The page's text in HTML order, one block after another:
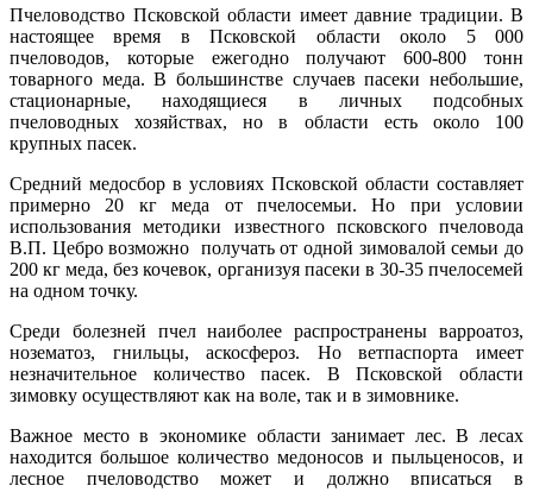
Пчеловодство Псковской области имеет давние традиции. В
настоящее время в Псковской области около 5 000
пчеловодов, которые ежегодно получают 600-800 тонн
товарного меда. В большинстве случаев пасеки небольшие,
стационарные, находящиеся в личных подсобных
пчеловодных хозяйствах, но в области есть около 100
крупных пасек.
Средний медосбор в условиях Псковской области составляет
примерно 20 кг меда от пчелосемьи. Но при условии
использования методики известного псковского пчеловода
В.П. Цебро возможно получать от одной зимовалой семьи до
200 кг меда, без кочевок, организуя пасеки в 30-35 пчелосемей
на одном точку.
Среди болезней пчел наиболее распространены варроатоз,
нозематоз, гнильцы, аскосфероз. Но ветпаспорта имеет
незначительное количество пасек. В Псковской области
зимовку осуществляют как на воле, так и в зимовнике.
Важное место в экономике области занимает лес. В лесах
находится большое количество медоносов и пыльценосов, и
лесное пчеловодство может и должно вписаться в